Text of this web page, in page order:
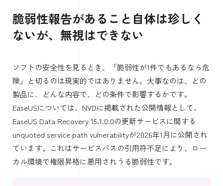
脆弱性報告があること自体は珍しく
ないが、無視はできない
ソフトの安全性を見るとき、「脆弱性が1件でもあるなら危
険」と切るのは現実的ではありません。大事なのは、どの
製品に、どんな内容で、どの条件で影響するかです。
EaseUSについては、NVDに掲載された公開情報として、
EaseUS Data Recovery 15.1.0.0の更新サービスに関する
unquoted service path vulnerabilityが2026年1月に公開され
ています。これはサービスパスの引用符不足により、ロー
カル環境で権限昇格に悪用されうる脆弱性です。